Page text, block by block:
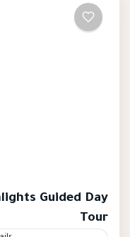
Guided Day
Tour